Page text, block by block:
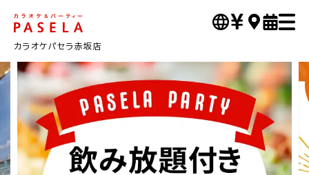
カラオケパセラ赤坂店